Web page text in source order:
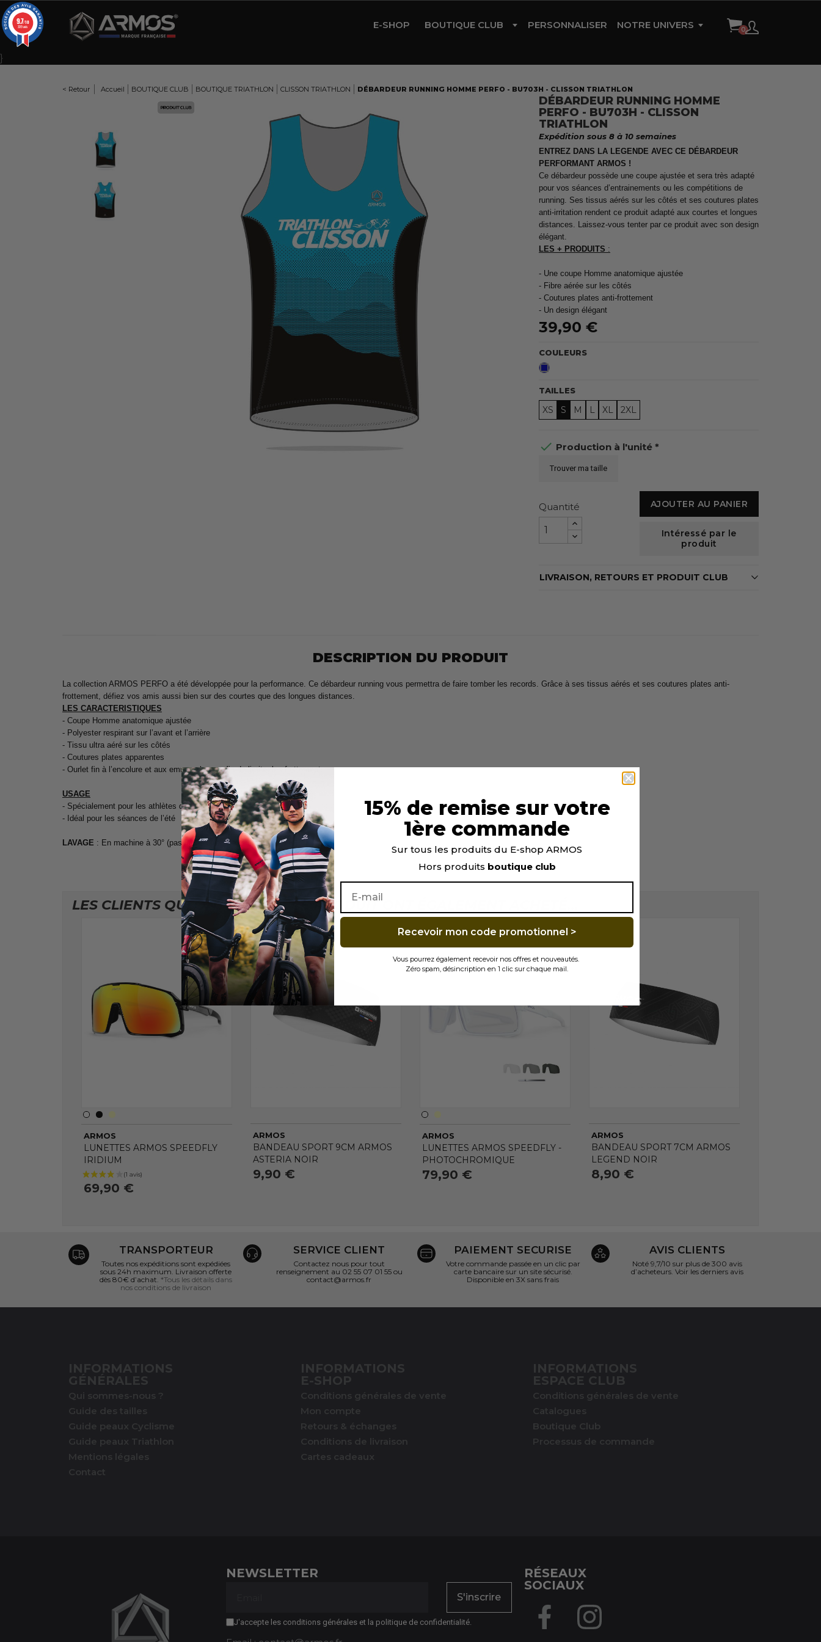
E-SHOP BOUTIQUE CLUB PERSONNALISER NOTRE UNIVERS
RÉFÉRENCES
}
< Retour Accueil BOUTIQUE CLUB BOUTIQUE TRIATHLON CLISSON TRIATHLON DÉBARDEUR RUNNING HOMME PERFO - BU703H - CLISSON TRIATHLON
DÉBARDEUR RUNNING HOMME
PERFO - BU703H - CLISSON
TRIATHLON
Expédition sous 8 à 10 semaines
ENTREZ DANS LA LEGENDE AVEC CE DÉBARDEUR
PERFORMANT ARMOS !
Ce débardeur possède une coupe ajustée et sera très adapté
pour vos séances d’entrainements ou les compétitions de
running. Ses tissus aérés sur les côtés et ses coutures plates
anti-irritation rendent ce produit adapté aux courtes et longues
distances. Laissez-vous tenter par ce produit avec son design
élégant.
LES + PRODUITS :
- Une coupe Homme anatomique ajustée
- Fibre aérée sur les côtés
- Coutures plates anti-frottement
- Un design élégant
39,90 €
COULEURS
Bleu
TAILLES
XS S M L XL 2XL
 Production à l'unité *
Trouver ma taille
Quantité AJOUTER AU PANIER
Intéressé par le
produit
LIVRAISON, RETOURS ET PRODUIT CLUB
DESCRIPTION DU PRODUIT
La collection ARMOS PERFO a été développée pour la performance. Ce débardeur running vous permettra de faire tomber les records. Grâce à ses tissus aérés et ses coutures plates anti-
frottement, défiez vos amis aussi bien sur des courtes que des longues distances.
LES CARACTERISTIQUES
- Coupe Homme anatomique ajustée
- Polyester respirant sur l’avant et l’arrière
- Tissu ultra aéré sur les côtés
- Coutures plates apparentes
- Ourlet fin à l’encolure et aux emmanchures afin de limiter les frottements
USAGE
- Spécialement pour les athlètes qui recherchent un produit performant
- Idéal pour les séances de l’été
LAVAGE : En machine à 30° (pas de sèche linge et de repassage).
LES CLIENTS QUI ONT ACHETÉ CE PRODUIT ONT ÉGALEMENT ACHETÉ...
ARMOS
LUNETTES ARMOS SPEEDFLY
IRIDIUM
69,90 €
ARMOS
BANDEAU SPORT 9CM ARMOS
ASTERIA NOIR
9,90 €
ARMOS
LUNETTES ARMOS SPEEDFLY -
PHOTOCHROMIQUE
79,90 €
ARMOS
BANDEAU SPORT 7CM ARMOS
LEGEND NOIR
8,90 €
TRANSPORTEUR
Toutes nos expéditions sont expédiées
sous 24h maximum. Livraison offerte
dès 80€ d’achat. *Tous les détails dans
nos conditions de livraison
SERVICE CLIENT
Contactez nous pour tout
renseignement au 02 55 07 01 55 ou
contact@armos.fr
PAIEMENT SECURISE
Votre commande passée en un clic par
carte bancaire sur un site sécurisé.
Disponible en 3X sans frais
AVIS CLIENTS
Noté 9,7/10 sur plus de 300 avis
d’acheteurs.Voir les derniers avis
INFORMATIONS
GÉNÉRALES
Qui sommes-nous ?
Guide des tailles
Guide peaux Cyclisme
Guide peaux Triathlon
Mentions légales
Contact
INFORMATIONS
E-SHOP
Conditions générales de vente
Mon compte
Retours & échanges
Conditions de livraison
Cartes cadeaux
INFORMATIONS
ESPACE CLUB
Conditions générales de vente
Catalogues
Boutique Club
Processus de commande
NEWSLETTER
S'inscrire
J'accepte les conditions générales et la politique de confidentialité.
RÉSEAUX
SOCIAUX
15% de remise sur votre
1ère commande
Sur tous les produits du E-shop ARMOS
Hors produits boutique club
Recevoir mon code promotionnel >
Vous pourrez également recevoir nos offres et nouveautés.
Zéro spam, désincription en 1 clic sur chaque mail.
9.7/10
309 avis
Panneau de gestion des cookies